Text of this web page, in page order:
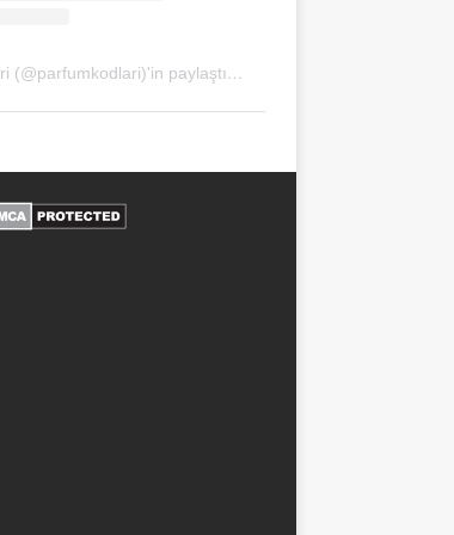
Parfüm Kodlari (@parfumkodlari)'in paylaştığı bir gönderi